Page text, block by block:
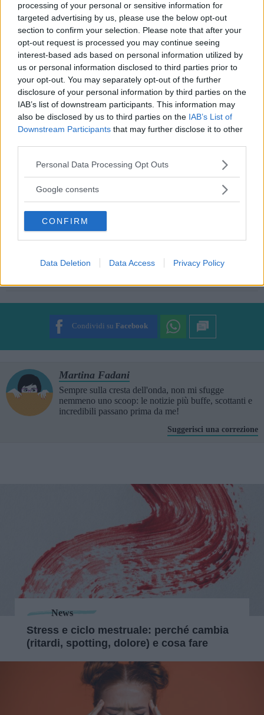
processing of your personal or sensitive information for
targeted advertising by us, please use the below opt-out
section to confirm your selection. Please note that after your
opt-out request is processed you may continue seeing
interest-based ads based on personal information utilized by
us or personal information disclosed to third parties prior to
your opt-out. You may separately opt-out of the further
disclosure of your personal information by third parties on the
IAB’s list of downstream participants. This information may
also be disclosed by us to third parties on the IAB’s List of
Downstream Participants that may further disclose it to other
Please note that this website/app uses one or more Google
not limited to your visit or usage behaviour. You may click to
use your data for below specified purposes in below Google
consent section.
Personal Data Processing Opt Outs
Google consents
CONFIRM
Data Deletion Data Access Privacy Policy
(foto: Web)
Rate this item:
SUBMIT RATING
Condividi su Facebook
Martina Fadani
Sempre sulla cresta dell'onda, non mi sfugge
nemmeno uno scoop: le notizie più buffe, scottanti e
incredibili passano prima da me!
Suggerisci una correzione
News
Stress e ciclo mestruale: perché cambia
(ritardi, spotting, dolore) e cosa fare